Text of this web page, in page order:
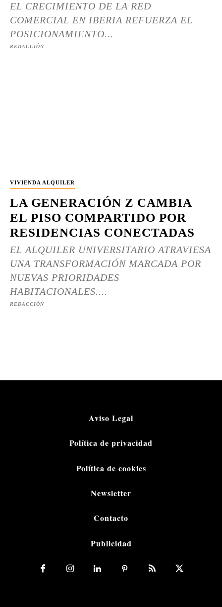
EL CRECIMIENTO DE LA RED
COMERCIAL EN IBERIA REFUERZA EL
POSICIONAMIENTO...
REDACCIÓN
VIVIENDA ALQUILER
LA GENERACIÓN Z CAMBIA
EL PISO COMPARTIDO POR
RESIDENCIAS CONECTADAS
EL ALQUILER UNIVERSITARIO ATRAVIESA
UNA TRANSFORMACIÓN MARCADA POR
NUEVAS PRIORIDADES
HABITACIONALES....
REDACCIÓN
Aviso Legal
Política de privacidad
Política de cookies
Newsletter
Contacto
Publicidad